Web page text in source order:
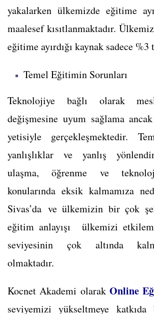
yakalarken ülkemizde eğitime
maalesef kısıtlanmaktadır.
eğitime ayırdığı kaynak sadece %3
Temel Eğitimin Sorunları
Teknolojiye bağlı olarak
değişmesine uyum sağlama
yetisiyle gerçekleşmektedir.
yanlışlıklar ve yanlış
ulaşma, öğrenme ve
konularında eksik kalmamıza
Sivas’da ve ülkemizin bir çok
eğitim anlayışı ülkemizi
seviyesinin çok altında
olmaktadır.
Kocnet Akademi olarak Online
seviyemizi yükseltmeye